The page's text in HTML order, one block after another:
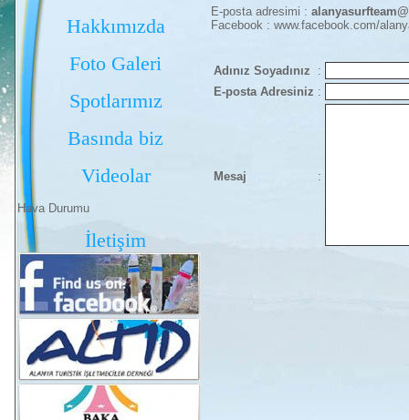
Hakkımızda
Foto Galeri
Spotlarımız
Basında biz
Videolar
Hava Durumu
İletişim
E-posta adresimi :
Facebook : www.facebook.com/
Adınız Soyadınız
:
E-posta Adresiniz :
Mesaj :